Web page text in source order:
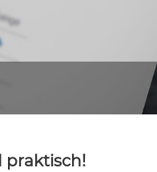
praktisch!